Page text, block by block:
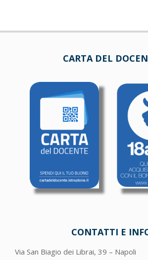
CARTA DEL
CONTATTI E
Via San Biagio dei Librai, 39 – Napoli